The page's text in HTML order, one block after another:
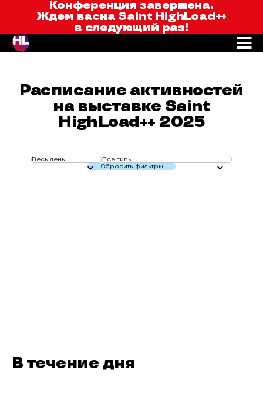
Saint HighLoad++Конференция завершена.
Ждем васна Saint HighLoad++
в следующий раз!
Расписание активностей
на выставке Saint
HighLoad++ 2025
Весь день
Все типы
Сбросить фильтры
В течение дня